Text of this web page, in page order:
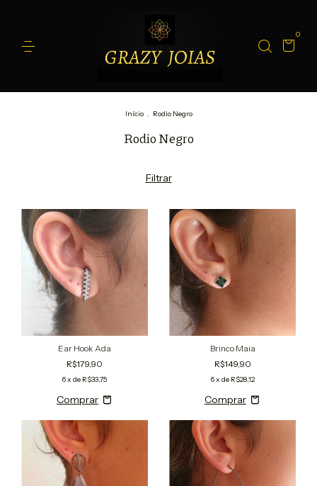
0
Início . Rodio Negro
Rodio Negro
Filtrar
Ear Hook Ada
R$179,90
6x de R$33,75
Brinco Maia
R$149,90
6x de R$28,12